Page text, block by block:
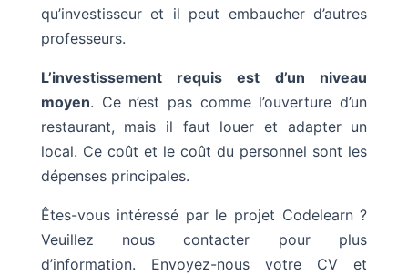
qu’investisseur et il peut embaucher d’autres
professeurs.
L’investissement requis est d’un niveau
moyen. Ce n’est pas comme l’ouverture d’un
restaurant, mais il faut louer et adapter un
local. Ce coût et le coût du personnel sont les
dépenses principales.
Êtes-vous intéressé par le projet Codelearn ?
Veuillez nous contacter pour plus
d’information. Envoyez-nous votre CV et